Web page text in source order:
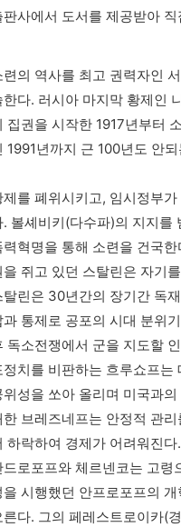
판사에서 도서를 제공받아
련의 역사를 최고 권력자인
한다. 러시아 마지막 황제인
집권을 시작한 1917년부터
1991년까지 근 100년도 안
제를 폐위시키고, 임시정부
. 볼셰비키(다수파)의 지지를
력혁명을 통해 소련을 건국
을 쥐고 있던 스탈린은 자기
탈린은 30년간의 장기간 독
과 통제로 공포의 시대 분위
독소전쟁에서 군을 지도할
정치를 비판하는 흐루쇼프는
위성을 쏘아 올리며 미국과
한 브레즈네프는 안정적 관
하락하여 경제가 어려워진
드로포프와 체르넨코는 고령
을 시행했던 안프로포프의
른다. 그의 페레스트로이카(